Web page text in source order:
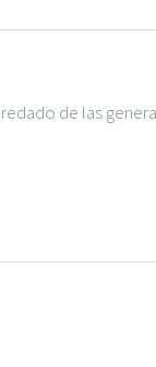
de las